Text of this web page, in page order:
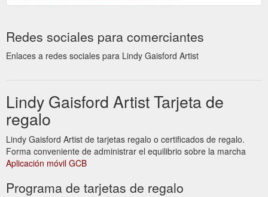
Redes sociales para comerciantes
Enlaces a redes sociales para Lindy Gaisford Artist
Lindy Gaisford Artist Tarjeta de
regalo
Lindy Gaisford Artist de tarjetas regalo o certificados de regalo.
Forma conveniente de administrar el equilibrio sobre la marcha
Aplicación móvil GCB
Programa de tarjetas de regalo